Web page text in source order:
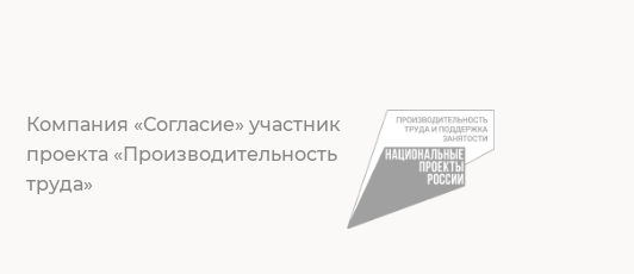
Компания «Согласие» участник
проекта «Производительность
труда»